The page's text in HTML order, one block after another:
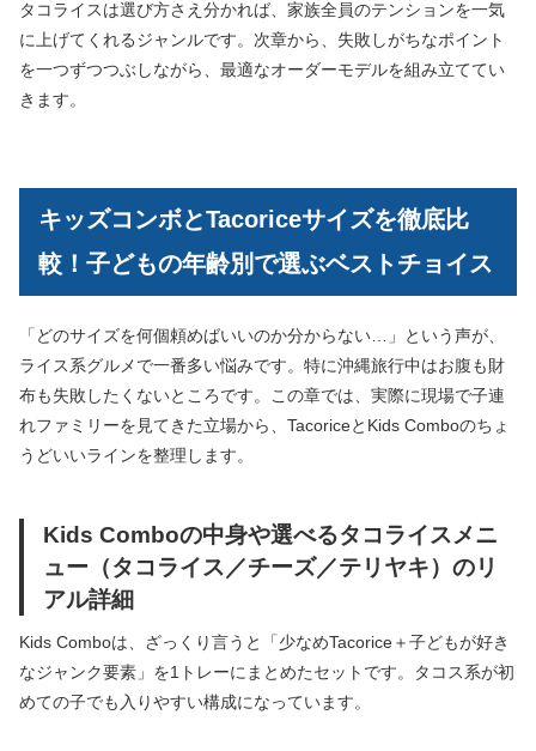
タコライスは選び方さえ分かれば、家族全員のテンションを一気
に上げてくれるジャンルです。次章から、失敗しがちなポイント
を一つずつつぶしながら、最適なオーダーモデルを組み立ててい
きます。
キッズコンボとTacoriceサイズを徹底比
較！子どもの年齢別で選ぶベストチョイス
「どのサイズを何個頼めばいいのか分からない…」という声が、
ライス系グルメで一番多い悩みです。特に沖縄旅行中はお腹も財
布も失敗したくないところです。この章では、実際に現場で子連
れファミリーを見てきた立場から、TacoriceとKids Comboのちょ
うどいいラインを整理します。
Kids Comboの中身や選べるタコライスメニ
ュー（タコライス／チーズ／テリヤキ）のリ
アル詳細
Kids Comboは、ざっくり言うと「少なめTacorice＋子どもが好き
なジャンク要素」を1トレーにまとめたセットです。タコス系が初
めての子でも入りやすい構成になっています。